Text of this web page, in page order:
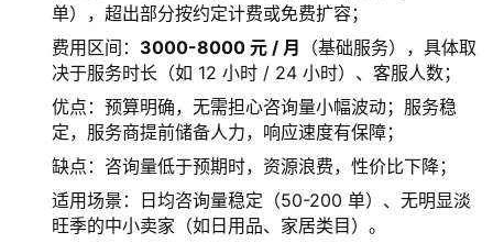
单），超出部分按约定计费或免费扩容；
费用区间： 3000-8000 元 / 月 （基础服务），具体取
决于服务时长（如 12 小时 / 24 小时）、客服人数；
优点：预算明确，无需担心咨询量小幅波动；服务稳
定，服务商提前储备人力，响应速度有保障；
缺点：咨询量低于预期时，资源浪费，性价比下降；
适用场景：日均咨询量稳定（50-200 单）、无明显淡
旺季的中小卖家（如日用品、家居类目）。